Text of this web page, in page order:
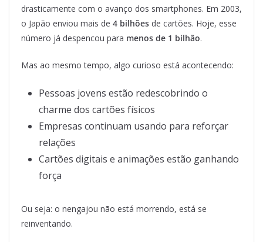
drasticamente com o avanço dos smartphones. Em 2003,
o Japão enviou mais de 4 bilhões de cartões. Hoje, esse
número já despencou para menos de 1 bilhão.
Mas ao mesmo tempo, algo curioso está acontecendo:
Pessoas jovens estão redescobrindo o
charme dos cartões físicos
Empresas continuam usando para reforçar
relações
Cartões digitais e animações estão ganhando
força
Ou seja: o nengajou não está morrendo, está se
reinventando.